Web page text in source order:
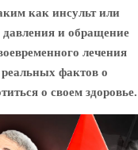
как инсульт или
и обращение
лечения
фактов о
о своем здоровье.